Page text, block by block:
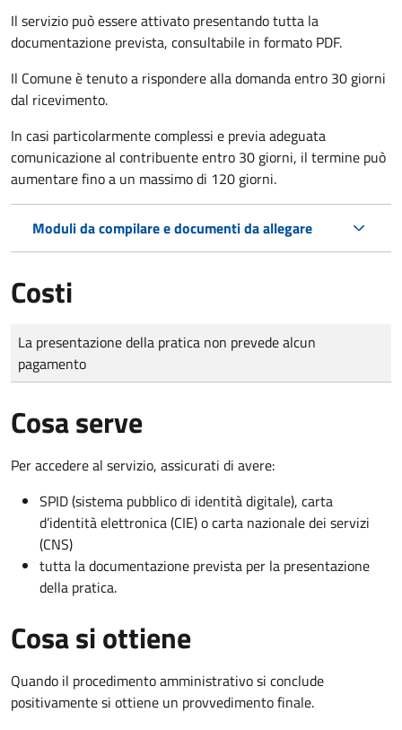
Il servizio può essere attivato presentando tutta la
documentazione prevista, consultabile in formato PDF.
Il Comune è tenuto a rispondere alla domanda entro 30 giorni
dal ricevimento.
In casi particolarmente complessi e previa adeguata
comunicazione al contribuente entro 30 giorni, il termine può
aumentare fino a un massimo di 120 giorni.
Moduli da compilare e documenti da allegare
Costi
Tipo di pagamento
Importo
La presentazione della pratica non prevede alcun
pagamento
Cosa serve
Per accedere al servizio, assicurati di avere:
SPID (sistema pubblico di identità digitale), carta
d’identità elettronica (CIE) o carta nazionale dei servizi
(CNS)
tutta la documentazione prevista per la presentazione
della pratica.
Cosa si ottiene
Quando il procedimento amministrativo si conclude
positivamente si ottiene un provvedimento finale.